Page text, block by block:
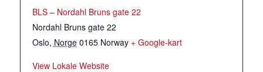
BLS – Nordahl Bruns gate 22
Nordahl Bruns gate 22
Oslo, Norge 0165 Norway + Google-kart
View Lokale Website